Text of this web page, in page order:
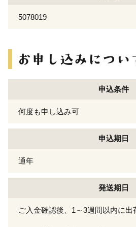
5078019
申込条件
何度も申し込み可
申込期日
通年
発送期日
ご入金確認後、1～3週間以内に出